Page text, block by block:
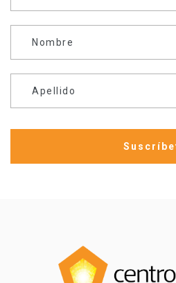
Nombre
Apellido